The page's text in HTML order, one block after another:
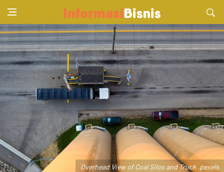
Overhead View of Coal Silos and Truck .pexels